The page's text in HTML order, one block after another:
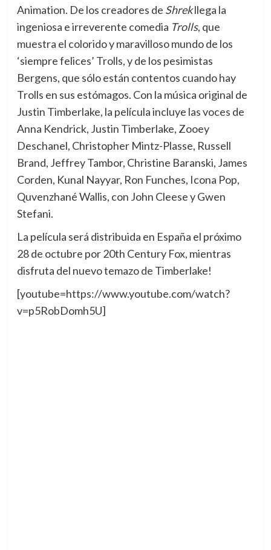
Animation. De los creadores de Shrekllega la
ingeniosa e irreverente comedia Trolls, que
muestra el colorido y maravilloso mundo de los
‘siempre felices’ Trolls, y de los pesimistas
Bergens, que sólo están contentos cuando hay
Trolls en sus estómagos. Con la música original de
Justin Timberlake, la película incluye las voces de
Anna Kendrick, Justin Timberlake, Zooey
Deschanel, Christopher Mintz-Plasse, Russell
Brand, Jeffrey Tambor, Christine Baranski, James
Corden, Kunal Nayyar, Ron Funches, Icona Pop,
Quvenzhané Wallis, con John Cleese y Gwen
Stefani.
La película será distribuida en España el próximo
28 de octubre por 20th Century Fox, mientras
disfruta del nuevo temazo de Timberlake!
[youtube=https://www.youtube.com/watch?
v=p5RobDomh5U]